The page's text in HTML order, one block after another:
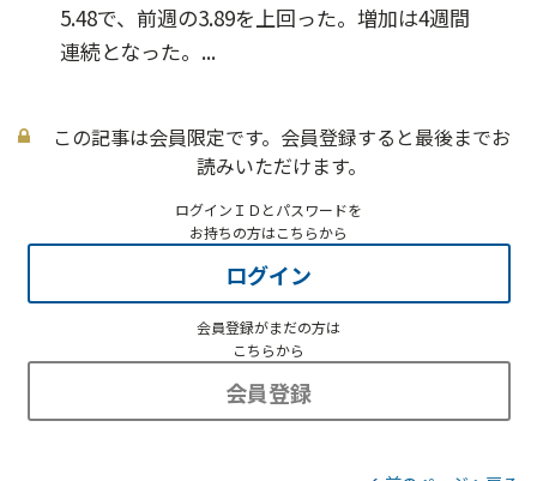
5.48で、前週の3.89を上回った。増加は4週間
連続となった。...
この記事は会員限定です。会員登録すると最後までお
読みいただけます。
ログインＩＤとパスワードを
お持ちの方はこちらから
ログイン
会員登録がまだの方は
こちらから
会員登録